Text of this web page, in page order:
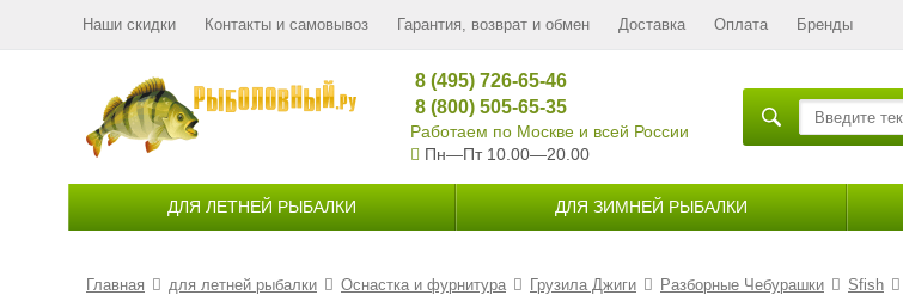
Наши скидки Контакты и самовывоз Гарантия, возврат и обмен Доставка Оплата Бренды
8 (495) 726-65-46
8 (800) 505-65-35
Работаем по Москве и всей России
Пн—Пт 10.00—20.00
ДЛЯ ЛЕТНЕЙ РЫБАЛКИ ДЛЯ ЗИМНЕЙ РЫБАЛКИ
Главная для летней рыбалки Оснастка и фурнитура Грузила Джиги Разборные Чебурашки Sfish